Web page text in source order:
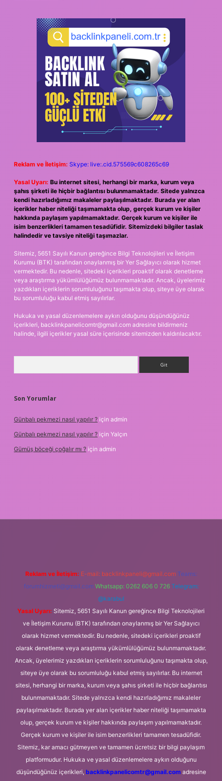
Reklam ve İletişim: Skype: live:.cid.575569c608265c69
Yasal Uyarı: Bu internet sitesi, herhangi bir marka, kurum veya
şahıs şirketi ile hiçbir bağlantısı bulunmamaktadır. Sitede yalnızca
kendi hazırladığımız makaleler paylaşılmaktadır. Burada yer alan
içerikler haber niteliği taşımamakta olup, gerçek kurum ve kişiler
hakkında paylaşım yapılmamaktadır. Gerçek kurum ve kişiler ile
isim benzerlikleri tamamen tesadüfidir. Sitemizdeki bilgiler taslak
halindedir ve tavsiye niteliği taşımazlar.
Sitemiz, 5651 Sayılı Kanun gereğince Bilgi Teknolojileri ve İletişim
Kurumu (BTK) tarafından onaylanmış bir Yer Sağlayıcı olarak hizmet
vermektedir. Bu nedenle, sitedeki içerikleri proaktif olarak denetleme
veya araştırma yükümlülüğümüz bulunmamaktadır. Ancak, üyelerimiz
yazdıkları içeriklerin sorumluluğunu taşımakta olup, siteye üye olarak
bu sorumluluğu kabul etmiş sayılırlar.
Hukuka ve yasal düzenlemelere aykırı olduğunu düşündüğünüz
içerikleri, backlinkpanelicomtr@gmail.com adresine bildirmeniz
halinde, ilgili içerikler yasal süre içerisinde sitemizden kaldırılacaktır.
Son Yorumlar
Günbalı pekmezi nasıl yapılır ? için admin
Günbalı pekmezi nasıl yapılır ? için Yalçın
Gümüş böceği çoğalır mı ? için admin
Reklam ve İletişim: E-mail: backlinkpaneli@gmail.com Teams:
forumhizmeti@gmail.com Whatsapp: 0262 606 0 726 Telegram:
@karabul
Yasal Uyarı: Sitemiz, 5651 Sayılı Kanun gereğince Bilgi Teknolojileri
ve İletişim Kurumu (BTK) tarafından onaylanmış bir Yer Sağlayıcı
olarak hizmet vermektedir. Bu nedenle, sitedeki içerikleri proaktif
olarak denetleme veya araştırma yükümlülüğümüz bulunmamaktadır.
Ancak, üyelerimiz yazdıkları içeriklerin sorumluluğunu taşımakta olup,
siteye üye olarak bu sorumluluğu kabul etmiş sayılırlar. Bu internet
sitesi, herhangi bir marka, kurum veya şahıs şirketi ile hiçbir bağlantısı
bulunmamaktadır. Sitede yalnızca kendi hazırladığımız makaleler
paylaşılmaktadır. Burada yer alan içerikler haber niteliği taşımamakta
olup, gerçek kurum ve kişiler hakkında paylaşım yapılmamaktadır.
Gerçek kurum ve kişiler ile isim benzerlikleri tamamen tesadüfidir.
Sitemiz, kar amacı gütmeyen ve tamamen ücretsiz bir bilgi paylaşım
platformudur. Hukuka ve yasal düzenlemelere aykırı olduğunu
düşündüğünüz içerikleri, backlinkpanelicomtr@gmail.comadresine